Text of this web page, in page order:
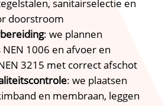
sanitairselectie en
doorstroom
: we plannen
1006 en afvoer en
3215 met correct afschot
: we plaatsen
en membraan, leggen